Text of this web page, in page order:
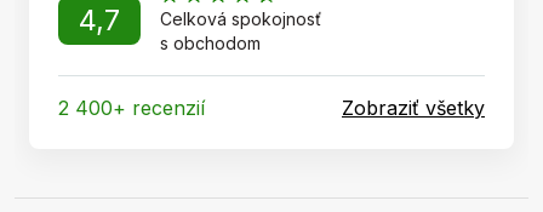
4,7
Celková spokojnosť
s obchodom
2 400+ recenzií Zobraziť všetky